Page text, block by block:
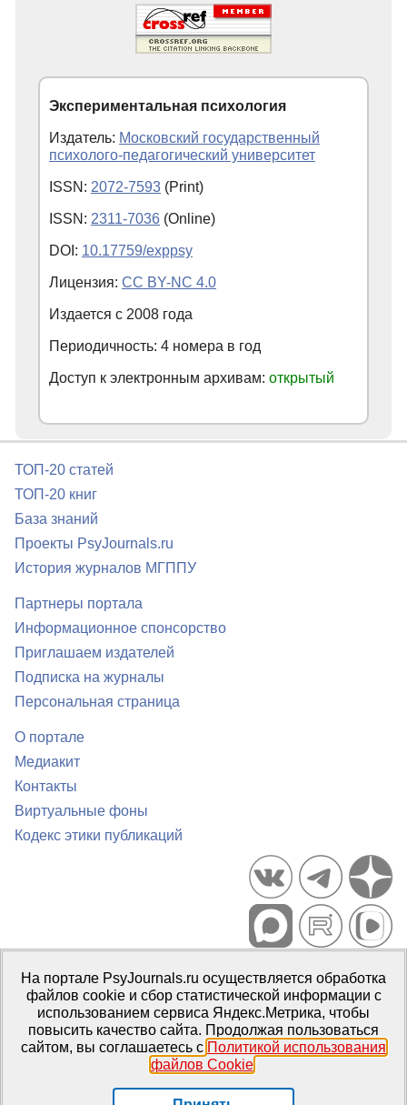
Экспериментальная психология
Издатель: Московский государственный
психолого-педагогический университет
ISSN: 2072-7593 (Print)
ISSN: 2311-7036 (Online)
DOI: 10.17759/exppsy
Лицензия: CC BY-NC 4.0
Издается с 2008 года
Периодичность: 4 номера в год
Доступ к электронным архивам: открытый
ТОП-20 статей
ТОП-20 книг
База знаний
Проекты PsyJournals.ru
История журналов МГППУ
Партнеры портала
Информационное спонсорство
Приглашаем издателей
Подписка на журналы
Персональная страница
О портале
Медиакит
Контакты
Виртуальные фоны
Кодекс этики публикаций
Портал психологических изданий PsyJournals.ru, 2007–2026
Правила использования материалов
Свидетельство регистрации СМИЭл № ФС77-66447 от 14 июля
2016 г.
Издатель: ФГБОУ ВО МГППУ
На портале PsyJournals.ru осуществляется обработка
файлов cookie и сбор статистической информации с
использованием сервиса Яндекс.Метрика, чтобы
повысить качество сайта. Продолжая пользоваться
сайтом, вы соглашаетесь с Политикой использования
файлов Cookie.